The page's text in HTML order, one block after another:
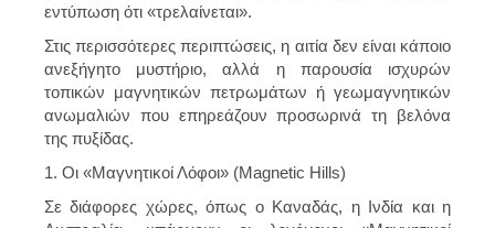
εντύπωση ότι «τρελαίνεται».
Στις περισσότερες περιπτώσεις, η αιτία δεν είναι κάποιο
ανεξήγητο μυστήριο, αλλά η παρουσία ισχυρών
τοπικών μαγνητικών πετρωμάτων ή γεωμαγνητικών
ανωμαλιών που επηρεάζουν προσωρινά τη βελόνα
της πυξίδας.
1. Οι «Μαγνητικοί Λόφοι» (Magnetic Hills)
Σε διάφορες χώρες, όπως ο Καναδάς, η Ινδία και η